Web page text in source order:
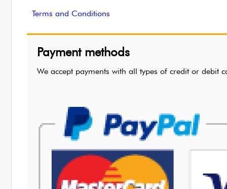
Terms and Conditions
Payment methods
We accept payments with all types of credit or debit